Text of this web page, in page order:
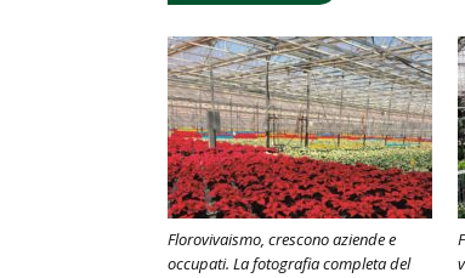
Florovivaismo, crescono aziende e
occupati. La fotografia completa del